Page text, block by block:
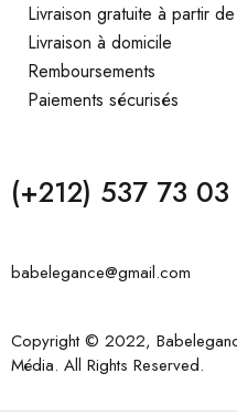
Livraison gratuite à partir
Livraison à domicile
Remboursements
Paiements sécurisés
(+212) 537 73
babelegance@gmail.com
Copyright © 2022,
Média. All Rights Reserved.